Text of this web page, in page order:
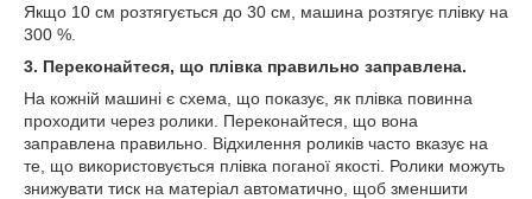
Якщо 10 см розтягується до 30 см, машина розтягує плівку на
300 %.
3. Переконайтеся, що плівка правильно заправлена.
На кожній машині є схема, що показує, як плівка повинна
проходити через ролики. Переконайтеся, що вона
заправлена правильно. Відхилення роликів часто вказує на
те, що використовується плівка поганої якості. Ролики можуть
знижувати тиск на матеріал автоматично, щоб зменшити